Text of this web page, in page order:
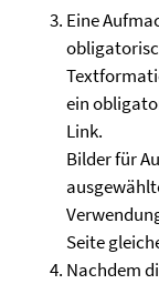
Eine
ein
Link.
Bilder für
Seite
Nachdem